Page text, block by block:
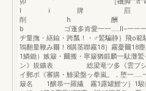
l i 牌
削 h
b ゴ蓬多肯愛一一……ll−一一一一
ヂ量撫・繕鍮・跨瓢！・♂鷲騙静｝飛o範
鴇翻量鞭み爾！8購茎聯霧18｝霧憂爾18
1鱗鋤）嫉簸・爾搬・寧簸猶鍛麟一駄灘
ン》規鑛表 総梁竜ツ多《雲ブシ霧
イ郵ボ《審購・鯵梁盤ッ拳嵐。．堕一……
簸名 1醸恭一羅繊 霧1露罐鯉ツ｝1駿